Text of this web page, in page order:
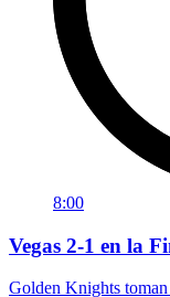
8:00
Vegas 2-1 en la
Golden Knights